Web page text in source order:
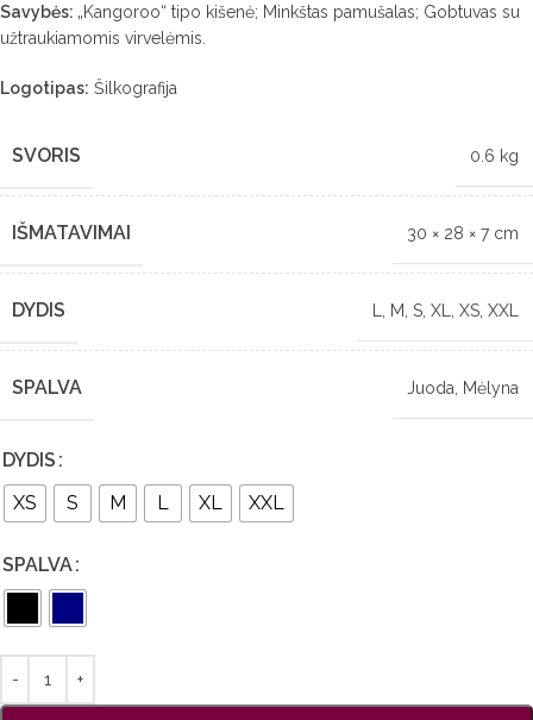
Savybės: „Kangoroo“ tipo kišenė; Minkštas pamušalas; Gobtuvas su
užtraukiamomis virvelėmis.
Logotipas: Šilkografija
SVORIS 0.6 kg
IŠMATAVIMAI 30 × 28 × 7 cm
DYDIS M S XL XS XXL
SPALVA Juoda Mėlyna
DYDIS
XS
S M L XL XXL
SPALVA